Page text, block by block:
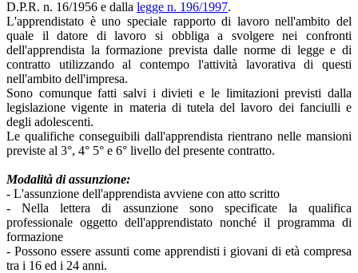
D.P.R. n. 16/1956 e dalla legge n. 196/1997.
L'apprendistato è uno speciale rapporto di lavoro nell'ambito del
quale il datore di lavoro si obbliga a svolgere nei confronti
dell'apprendista la formazione prevista dalle norme di legge e di
contratto utilizzando al contempo l'attività lavorativa di questi
nell'ambito dell'impresa.
Sono comunque fatti salvi i divieti e le limitazioni previsti dalla
legislazione vigente in materia di tutela del lavoro dei fanciulli e
degli adolescenti.
Le qualifiche conseguibili dall'apprendista rientrano nelle mansioni
previste al 3°, 4° 5° e 6° livello del presente contratto.
Modalità di assunzione:
- L'assunzione dell'apprendista avviene con atto scritto
- Nella lettera di assunzione sono specificate la qualifica
professionale oggetto dell'apprendistato nonché il programma di
formazione
- Possono essere assunti come apprendisti i giovani di età compresa
tra i 16 ed i 24 anni.